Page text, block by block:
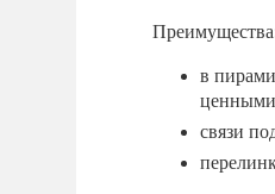
в
связи